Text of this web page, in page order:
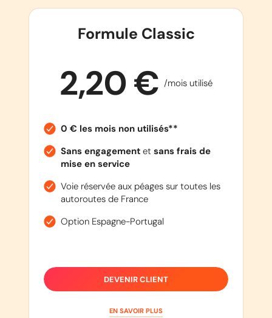
Formule Classic
2,20 € /mois utilisé
0 € les mois non utilisés**
Sans engagementet sans frais de
mise en service
Voie réservée aux péages sur toutes les
autoroutes de France
Option Espagne-Portugal
DEVENIR CLIENT
EN SAVOIR PLUS